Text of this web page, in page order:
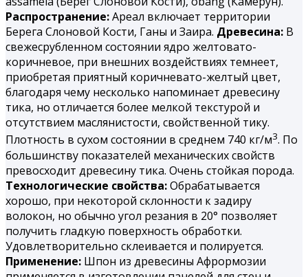
Распространение:Ареал включает территории
Берега Слоновой Кости, Ганы и Заира. Древесина: В
свежесрубленном состоянии ядро желтовато-
коричневое, при внешних воздействиях темнеет,
приобретая приятный коричневато-желтый цвет,
благодаря чему несколько напоминает древесину
тика, но отличается более мелкой текстурой и
отсутствием маслянистости, свойственной тику.
Плотность в сухом состоянии в среднем 740 кг/м3. По
большинству показателей механических свойств
превосходит древесину тика. Очень стойкая порода.
Технологические свойства:Обрабатывается
хорошо, при некоторой склонности к задиру
волокон, но обычно угол резания в 20° позволяет
получить гладкую поверхность обработки.
Удовлетворительно склеивается и полируется.
Применение: Шпон из древесины Афрормозии